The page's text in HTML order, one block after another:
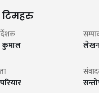
टिमहरु
कुमाल